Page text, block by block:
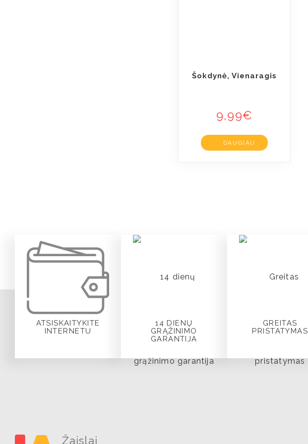
Šokdynė, Vienaragis
9,99€
DAUGIAU
ATSISKAITYKITE
INTERNETU
14 DIENŲ
GRĄŽINIMO
GARANTIJA
GREITAS
PRISTATYMAS
Žaislai